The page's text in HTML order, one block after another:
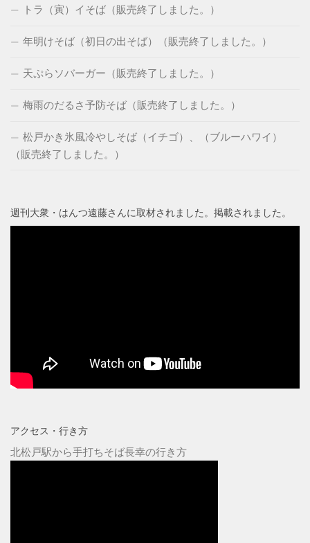
トラ（寅）イそば（販売終了しました。）
年明けそば（初日の出そば）（販売終了しました。）
天ぷらソバーガー（販売終了しました。）
梅雨のだるさ予防そば（販売終了しました。）
松戸かき氷風冷やしそば（イチゴ）、（ブルーハワイ）
（販売終了しました。）
週刊大衆・はんつ遠藤さんに取材されました。掲載されました。
アクセス・行き方
北松戸駅から手打ちそば長幸の行き方